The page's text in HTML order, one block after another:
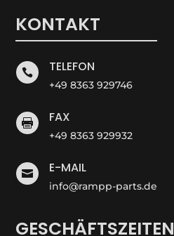
KONTAKT
 TELEFON
+49 8363 929746
 FAX
+49 8363 929932
 E-MAIL
info@rampp-parts.de
GESCHÄFTSZEITEN